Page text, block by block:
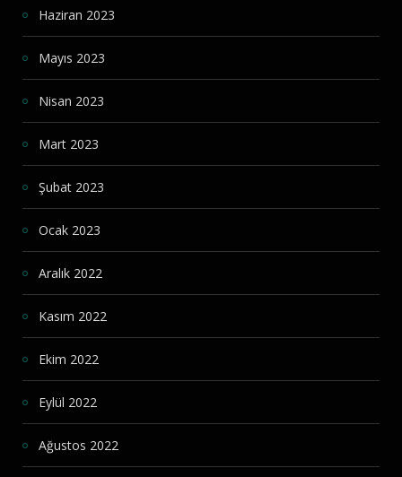
Haziran 2023
Mayıs 2023
Nisan 2023
Mart 2023
Şubat 2023
Ocak 2023
Aralık 2022
Kasım 2022
Ekim 2022
Eylül 2022
Ağustos 2022